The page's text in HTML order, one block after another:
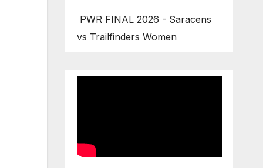
PWR FINAL 2026 - Saracens
vs Trailfinders Women